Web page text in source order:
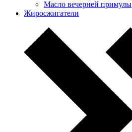
Масло вечерней примулы
Жиросжигатели